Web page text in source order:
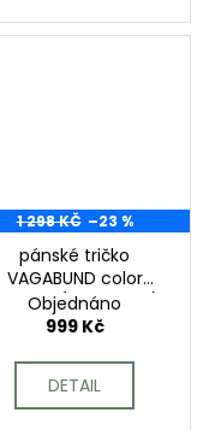
1 298 KČ –23 %
pánské tričko
VAGABUND color
bastard (šedý vous)
Objednáno
999 Kč
DETAIL